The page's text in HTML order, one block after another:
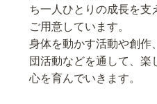
ち一人ひとりの成長を支
ご用意しています。
身体を動かす活動や創作
団活動などを通して、楽
心を育んでいきます。